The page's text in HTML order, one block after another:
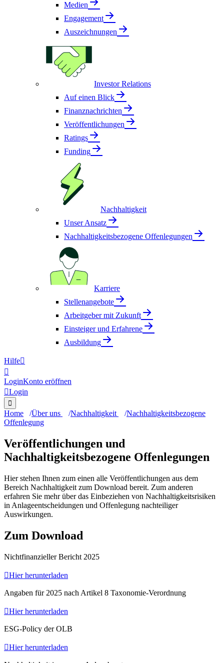
Medien
Engagement
Auszeichnungen
Investor Relations
Auf einen Blick
Finanznachrichten
Veröffentlichungen
Ratings
Funding
Nachhaltigkeit
Unser Ansatz
Nachhaltigkeitsbezogene Offenlegungen
Karriere
Stellenangebote
Arbeitgeber mit Zukunft
Einsteiger und Erfahrene
Ausbildung
Hilfe

LoginKonto eröffnen
Login

Home Über uns Nachhaltigkeit
Nachhaltigkeitsbezogene
Offenlegung
Veröffentlichungen und
Nachhaltigkeitsbezogene Offenlegungen
Hier stehen Ihnen zum einen alle Veröffentlichungen aus dem
Bereich Nachhaltigkeit zum Download bereit. Zum anderen
erfahren Sie mehr über das Einbeziehen von Nachhaltigkeitsrisiken
in Anlageentscheidungen und Offenlegung nachteiliger
Auswirkungen.
Zum Download
Nichtfinanzieller Bericht 2025
Hier herunterladen
Angaben für 2025 nach Artikel 8 Taxonomie-Verordnung
Hier herunterladen
ESG-Policy der OLB
Hier herunterladen